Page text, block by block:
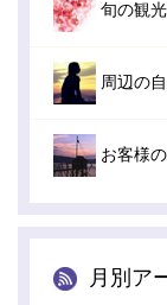
旬の観
周辺の
お客様
月別ア